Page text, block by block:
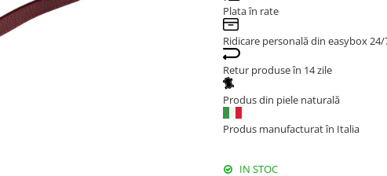
Plata în rate
Ridicare personală din easybox 24/
Retur produse în 14 zile
Produs din piele naturală
Produs manufacturat în Italia
IN STOC